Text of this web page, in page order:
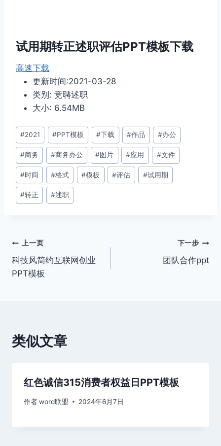
试用期转正述职评估PPT模板下载
高速下载
更新时间:2021-03-28
类别: 竞聘述职
大小: 6.54MB
文
章
标
签：
#2021 #PPT模板 #下载 #作品 #办公
#商务 #商务办公 #图片 #应用 #文件
#时间 #格式 #模板 #评估 #试用期
#转正 #述职
文
章
上一页
科技风简约互联网创业
PPT模板
下一步
团队合作ppt
类似文章
红色诚信315消费者权益日PPT模板
作者word联盟 2024年6月7日